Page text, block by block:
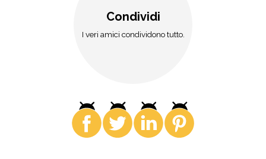
Condividi
I veri amici condividono tutto.